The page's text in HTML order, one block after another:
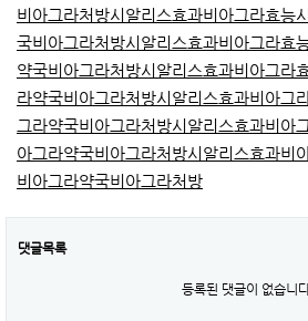
비아그라처방시알리스효과비아그라효능
국비아그라처방시알리스효과비아그라효
약국비아그라처방시알리스효과비아그라
라약국비아그라처방시알리스효과비아그
그라약국비아그라처방시알리스효과비아
아그라약국비아그라처방시알리스효과비
비아그라약국비아그라처방
댓글목록
등록된 댓글이 없습니